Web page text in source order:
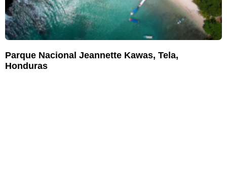
Parque Nacional Jeannette Kawas, Tela,
Honduras